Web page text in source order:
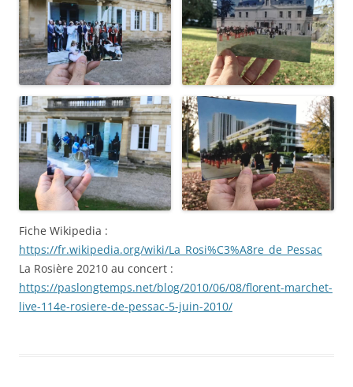
Fiche Wikipedia :
https://fr.wikipedia.org/wiki/La_Rosi%C3%A8re_de_Pessac
La Rosière 20210 au concert :
https://paslongtemps.net/blog/2010/06/08/florent-marchet-
live-114e-rosiere-de-pessac-5-juin-2010/